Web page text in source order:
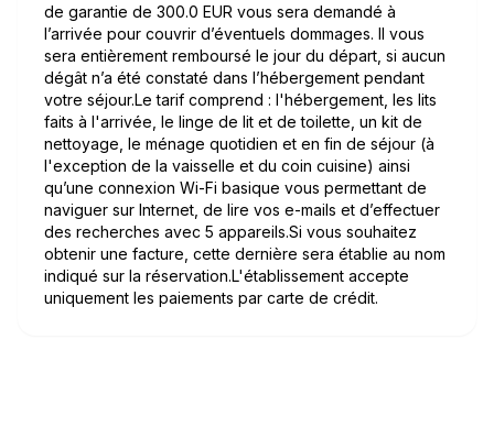
de garantie de 300.0 EUR vous sera demandé à
l’arrivée pour couvrir d’éventuels dommages. Il vous
sera entièrement remboursé le jour du départ, si aucun
dégât n’a été constaté dans l’hébergement pendant
votre séjour.Le tarif comprend : l'hébergement, les lits
faits à l'arrivée, le linge de lit et de toilette, un kit de
nettoyage, le ménage quotidien et en fin de séjour (à
l'exception de la vaisselle et du coin cuisine) ainsi
qu’une connexion Wi-Fi basique vous permettant de
naviguer sur Internet, de lire vos e-mails et d’effectuer
des recherches avec 5 appareils.Si vous souhaitez
obtenir une facture, cette dernière sera établie au nom
indiqué sur la réservation.L'établissement accepte
uniquement les paiements par carte de crédit.